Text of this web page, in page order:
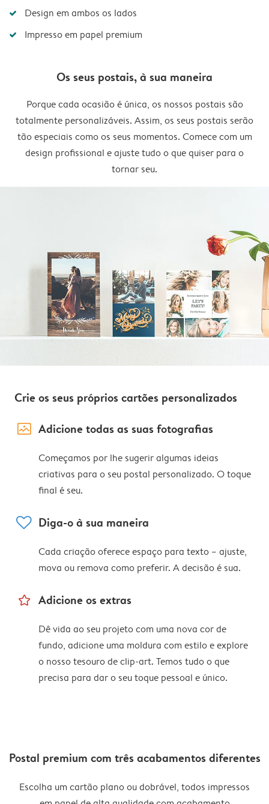
Design em ambos os lados
Impresso em papel premium
Os seus postais, à sua maneira
Porque cada ocasião é única, os nossos postais são
totalmente personalizáveis. Assim, os seus postais serão
tão especiais como os seus momentos. Comece com um
design profissional e ajuste tudo o que quiser para o
tornar seu.
Crie os seus próprios cartões personalizados
image_placeholder Adicione todas as suas fotografias
Começamos por lhe sugerir algumas ideias
criativas para o seu postal personalizado. O toque
final é seu.
heart Diga-o à sua maneira
Cada criação oferece espaço para texto – ajuste,
mova ou remova como preferir. A decisão é sua.
star_outline Adicione os extras
Dê vida ao seu projeto com uma nova cor de
fundo, adicione uma moldura com estilo e explore
o nosso tesouro de clip-art. Temos tudo o que
precisa para dar o seu toque pessoal e único.
Postal premium com três acabamentos diferentes
Escolha um cartão plano ou dobrável, todos impressos